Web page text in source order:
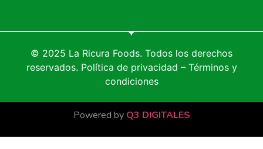
© 2025 La Ricura Foods. Todos los derechos
reservados. Política de privacidad – Términos y
condiciones
Powered by Q3 DIGITALES